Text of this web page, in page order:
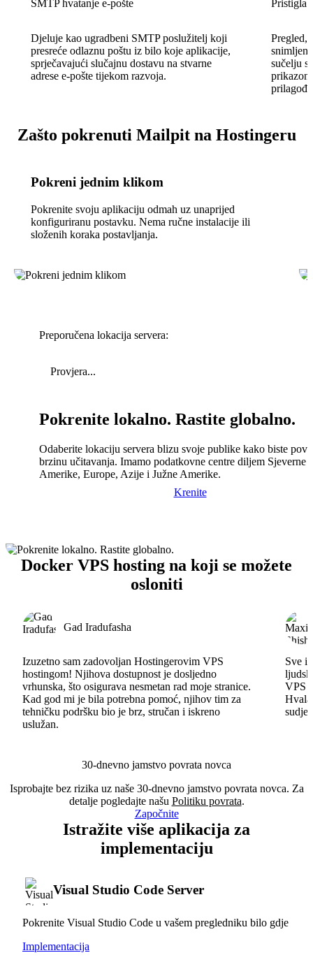
SMTP hvatanje e-pošte
Djeluje kao ugradbeni SMTP poslužitelj koji
presreće odlaznu poštu iz bilo koje aplikacije,
sprječavajući slučajnu dostavu na stvarne
adrese e-pošte tijekom razvoja.
Pristigla
Pregled,
sučelju
Zašto pokrenuti Mailpit na Hostingeru
Pokreni jednim klikom
Pokrenite svoju aplikaciju odmah uz unaprijed
konfiguriranu postavku. Nema ručne instalacije ili
složenih koraka postavljanja.
Preporučena lokacija servera:
Provjera...
Pokrenite lokalno. Rastite globalno.
Odaberite lokaciju servera blizu svoje publike kako biste
brzinu učitavanja. Imamo podatkovne centre diljem Sjeverne
Amerike, Europe, Azije i Južne Amerike.
Krenite
Docker VPS hosting na koji se možete
osloniti
Gad Iradufasha
Izuzetno sam zadovoljan Hostingerovim VPS
hostingom! Njihova dostupnost je dosljedno
vrhunska, što osigurava nesmetan rad moje stranice.
Kad god mi je bila potrebna pomoć, njihov tim za
tehničku podršku bio je brz, stručan i iskreno
uslužan.
Sve
VPS
30-dnevno jamstvo povrata novca
Isprobajte bez rizika uz naše 30-dnevno jamstvo povrata novca. Za
detalje pogledajte našu Politiku povrata.
Započnite
Istražite više aplikacija za
implementaciju
Visual Studio Code Server
Pokrenite Visual Studio Code u vašem pregledniku bilo gdje
Implementacija